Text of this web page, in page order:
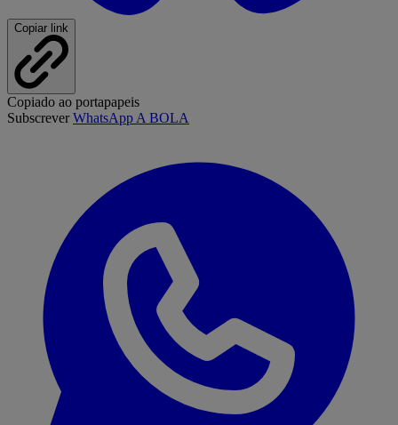
Copiar link
Copiado ao portapapeis
SubscreverWhatsApp A BOLA